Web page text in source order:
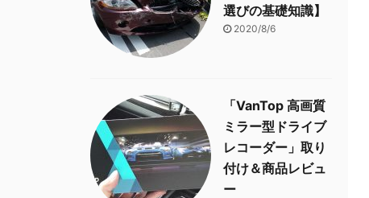
選びの基礎知識】
2020/8/6
「VanTop 高画質
ミラー型ドライブ
レコーダー」取り
付け＆商品レビュ
ー